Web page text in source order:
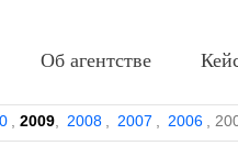
2009 2008 2007 2006
Об агентстве